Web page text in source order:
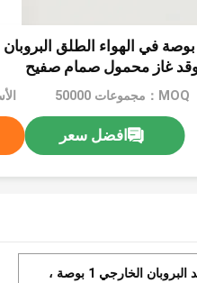
1 بوصة في الهواء الطلق
غاز محمول صمام صفيح
MOQ：مجموعات 50000
افضل سعر
صمام موقد البروبان الخارجي 1 بوصة ،